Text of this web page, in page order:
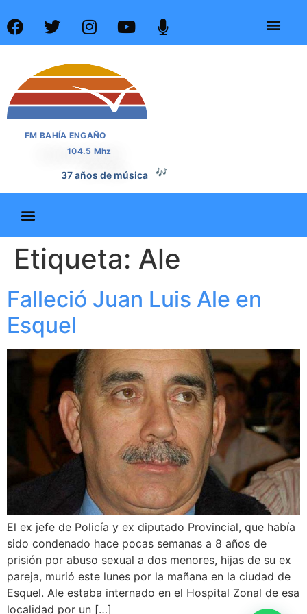
FM BAHÍA ENGAÑO
104.5 Mhz
37 años de música 🎶
Etiqueta: Ale
Falleció Juan Luis Ale en
Esquel
El ex jefe de Policía y ex diputado Provincial, que había
sido condenado hace pocas semanas a 8 años de
prisión por abuso sexual a dos menores, hijas de su ex
pareja, murió este lunes por la mañana en la ciudad de
Esquel. Ale estaba internado en el Hospital Zonal de esa
localidad por un […]